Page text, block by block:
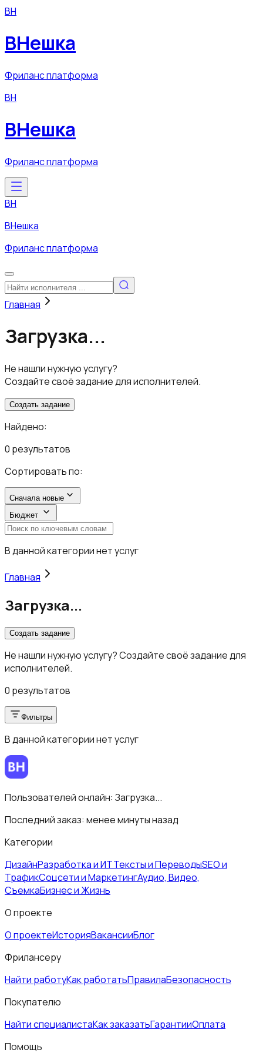
ВН
ВНешка
Фриланс платформа
ВН
ВНешка
Фриланс платформа
ВН
ВНешка
Фриланс платформа
Главная
Загрузка...
Не нашли нужную услугу?
Создайте своё задание для исполнителей.
Создать задание
Найдено:
0 результатов
Сортировать по:
Сначала новые
Бюджет
В данной категории нет услуг
Главная
Загрузка...
Создать задание
Не нашли нужную услугу? Создайте своё задание для
исполнителей.
0 результатов
Фильтры
В данной категории нет услуг
Пользователей онлайн: Загрузка...
Последний заказ: менее минуты назад
Категории
ДизайнРазработка и ИТТексты и ПереводыSEO и
ТрафикСоцсети и МаркетингАудио, Видео,
СъемкаБизнес и Жизнь
О проекте
О проектеИсторияВакансииБлог
Фрилансеру
Найти работуКак работатьПравилаБезопасность
Покупателю
Найти специалистаКак заказатьГарантииОплата
Помощь